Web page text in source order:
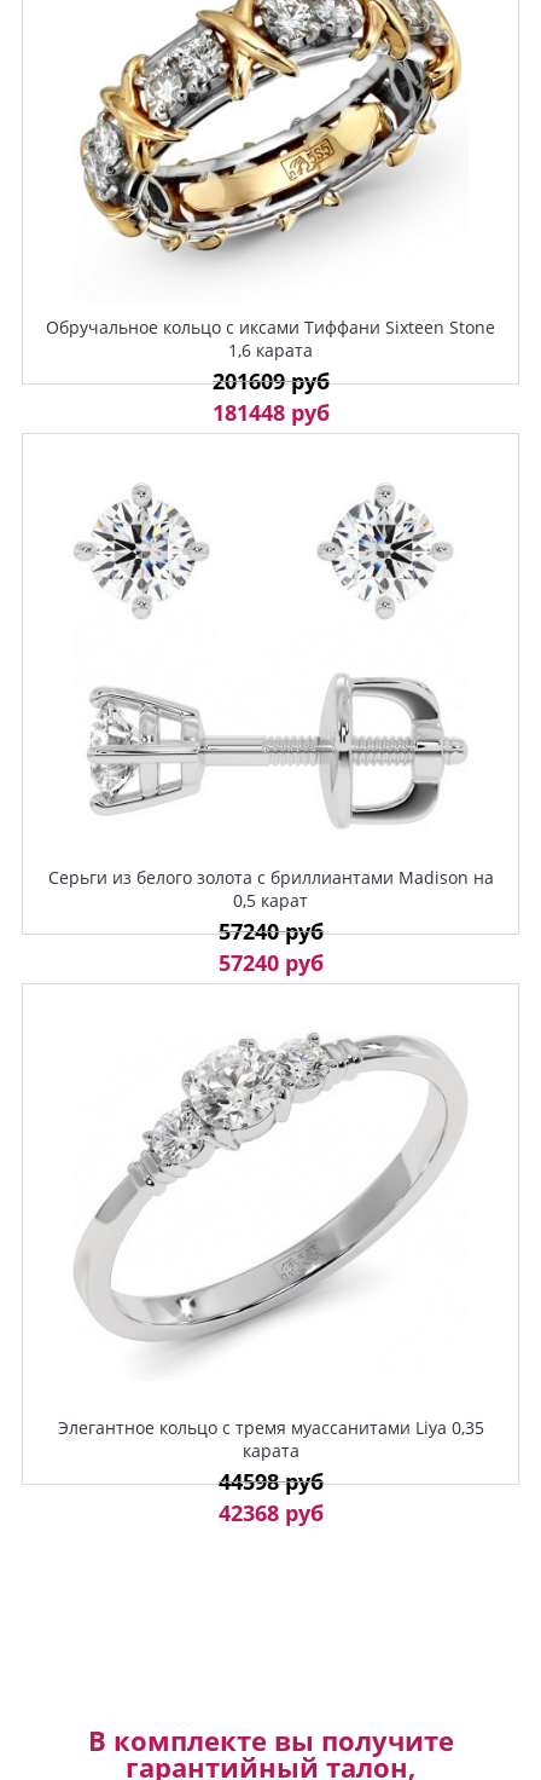
Обручальное кольцо с иксами Тиффани Sixteen Stone
1,6 карата
201609 руб
181448 руб
Серьги из белого золота с бриллиантами Madison на
0,5 карат
57240 руб
57240 руб
Элегантное кольцо с тремя муассанитами Liya 0,35
карата
44598 руб
42368 руб
В комплекте вы получите
гарантийный талон,